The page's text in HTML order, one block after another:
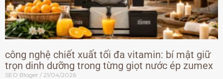
công nghệ chiết xuất tối đa vitamin: bí mật giữ
trọn dinh dưỡng trong từng giọt nước ép zumex
SEO Bloger 21/04/2026